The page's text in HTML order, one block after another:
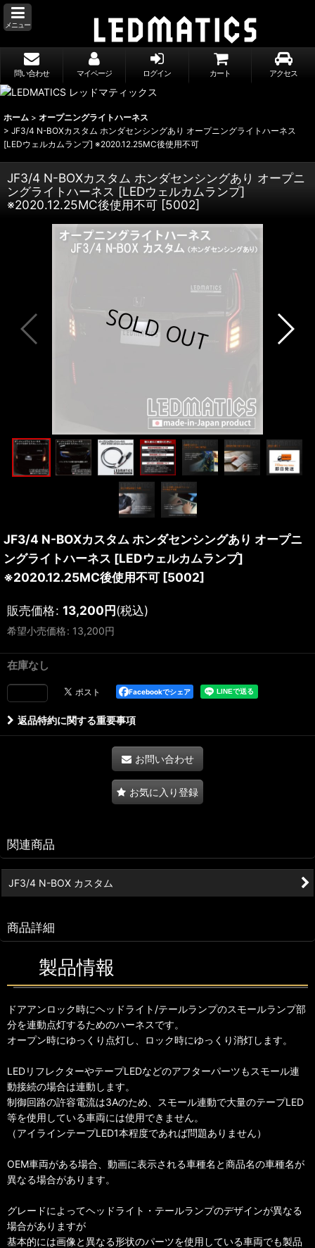
メニュー
問い合わせ マイページ ログイン カート アクセス
ホーム > オープニングライトハーネス
> JF3/4 N-BOXカスタム ホンダセンシングあり オープニングライトハーネス
[LEDウェルカムランプ] ※2020.12.25MC後使用不可
JF3/4 N-BOXカスタム ホンダセンシングあり オープニ
ングライトハーネス [LEDウェルカムランプ]
※2020.12.25MC後使用不可 [5002]
JF3/4 N-BOXカスタム ホンダセンシングあり オープニ
ングライトハーネス [LEDウェルカムランプ]
※2020.12.25MC後使用不可 [5002]
販売価格: 13,200円(税込)
希望小売価格: 13,200円
在庫なし
Facebookでシェア
返品特約に関する重要事項
お問い合わせ
お気に入り登録
関連商品
JF3/4 N-BOX カスタム
商品詳細
製品情報
ドアアンロック時にヘッドライト/テールランプのスモールランプ部
分を連動点灯するためのハーネスです。
オープン時にゆっくり点灯し、ロック時にゆっくり消灯します。
LEDリフレクターやテープLEDなどのアフターパーツもスモール連
動接続の場合は連動します。
制御回路の許容電流は3Aのため、スモール連動で大量のテープLED
等を使用している車両には使用できません。
（アイラインテープLED1本程度であれば問題ありません）
OEM車両がある場合、動画に表示される車種名と商品名の車種名が
異なる場合があります。
グレードによってヘッドライト・テールランプのデザインが異なる
場合がありますが
基本的には画像と異なる形状のパーツを使用している車両でも製品